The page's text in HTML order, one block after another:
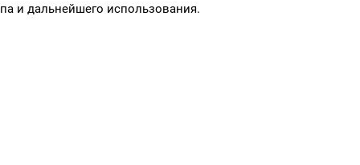
и дальнейшего использования.